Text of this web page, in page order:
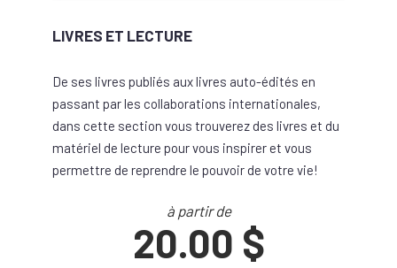
LIVRES ET LECTURE
De ses livres publiés aux livres auto-édités en
passant par les collaborations internationales,
dans cette section vous trouverez des livres et du
matériel de lecture pour vous inspirer et vous
permettre de reprendre le pouvoir de votre vie!
à partir de
20.00 $